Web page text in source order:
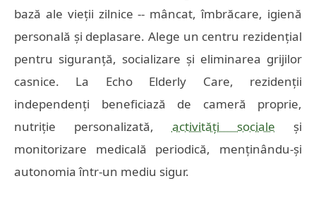
bază ale vieții zilnice -- mâncat, îmbrăcare, igienă
personală și deplasare. Alege un centru rezidențial
pentru siguranță, socializare și eliminarea grijilor
casnice. La Echo Elderly Care, rezidenții
independenți beneficiază de cameră proprie,
nutriție personalizată, activități sociale și
monitorizare medicală periodică, menținându-și
autonomia într-un mediu sigur.